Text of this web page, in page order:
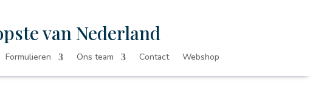
van Nederland
Formulieren Ons team Contact Webshop